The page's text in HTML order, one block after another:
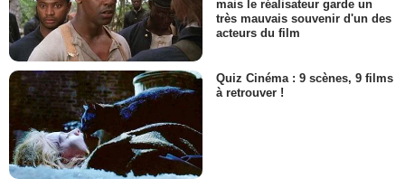
mais le réalisateur garde un
très mauvais souvenir d'un des
acteurs du film
Quiz Cinéma : 9 scènes, 9 films
à retrouver !